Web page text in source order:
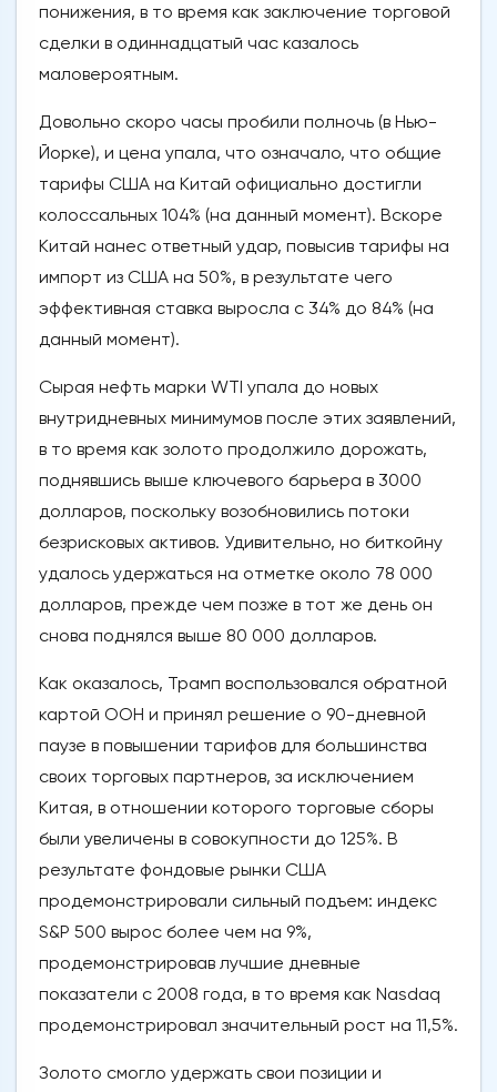
понижения, в то время как заключение торговой
сделки в одиннадцатый час казалось
маловероятным.
Довольно скоро часы пробили полночь (в Нью-
Йорке), и цена упала, что означало, что общие
тарифы США на Китай официально достигли
колоссальных 104% (на данный момент). Вскоре
Китай нанес ответный удар, повысив тарифы на
импорт из США на 50%, в результате чего
эффективная ставка выросла с 34% до 84% (на
данный момент).
Сырая нефть марки WTI упала до новых
внутридневных минимумов после этих заявлений,
в то время как золото продолжило дорожать,
поднявшись выше ключевого барьера в 3000
долларов, поскольку возобновились потоки
безрисковых активов. Удивительно, но биткойну
удалось удержаться на отметке около 78 000
долларов, прежде чем позже в тот же день он
снова поднялся выше 80 000 долларов.
Как оказалось, Трамп воспользовался обратной
картой ООН и принял решение о 90-дневной
паузе в повышении тарифов для большинства
своих торговых партнеров, за исключением
Китая, в отношении которого торговые сборы
были увеличены в совокупности до 125%. В
результате фондовые рынки США
продемонстрировали сильный подъем: индекс
S&P 500 вырос более чем на 9%,
продемонстрировав лучшие дневные
показатели с 2008 года, в то время как Nasdaq
продемонстрировал значительный рост на 11,5%.
Золото смогло удержать свои позиции и